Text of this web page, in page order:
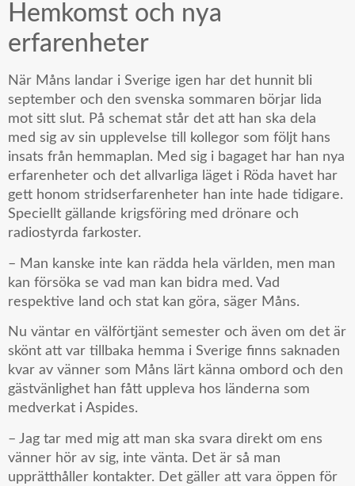
Hemkomst och nya
erfarenheter
När Måns landar i Sverige igen har det hunnit bli
september och den svenska sommaren börjar lida
mot sitt slut. På schemat står det att han ska dela
med sig av sin upplevelse till kollegor som följt hans
insats från hemmaplan. Med sig i bagaget har han nya
erfarenheter och det allvarliga läget i Röda havet har
gett honom stridserfarenheter han inte hade tidigare.
Speciellt gällande krigsföring med drönare och
radiostyrda farkoster.
– Man kanske inte kan rädda hela världen, men man
kan försöka se vad man kan bidra med. Vad
respektive land och stat kan göra, säger Måns.
Nu väntar en välförtjänt semester och även om det är
skönt att var tillbaka hemma i Sverige finns saknaden
kvar av vänner som Måns lärt känna ombord och den
gästvänlighet han fått uppleva hos länderna som
medverkat i Aspides.
– Jag tar med mig att man ska svara direkt om ens
vänner hör av sig, inte vänta. Det är så man
upprätthåller kontakter. Det gäller att vara öppen för